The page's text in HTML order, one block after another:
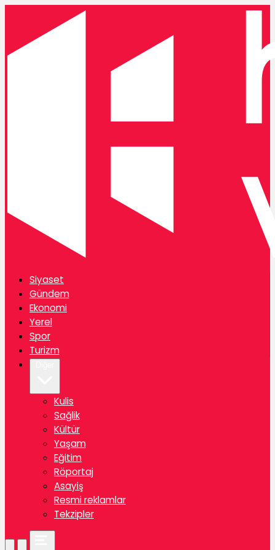
Siyaset
Gündem
Ekonomi
Yerel
Spor
Turizm
Kulis
Sağlik
Kültür
Yaşam
Eğitim
Röportaj
Asayiş
Resmi reklamlar
Tekzipler